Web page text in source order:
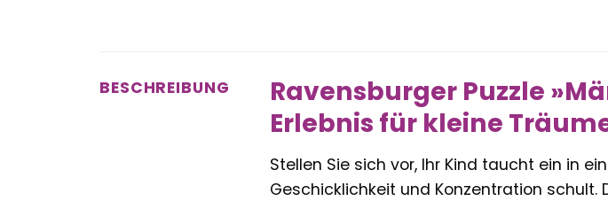
BESCHREIBUNG
Ravensburger Puzzle
Erlebnis für kleine
Stellen Sie sich vor, Ihr Kind taucht ein in
Geschicklichkeit und Konzentration schult.